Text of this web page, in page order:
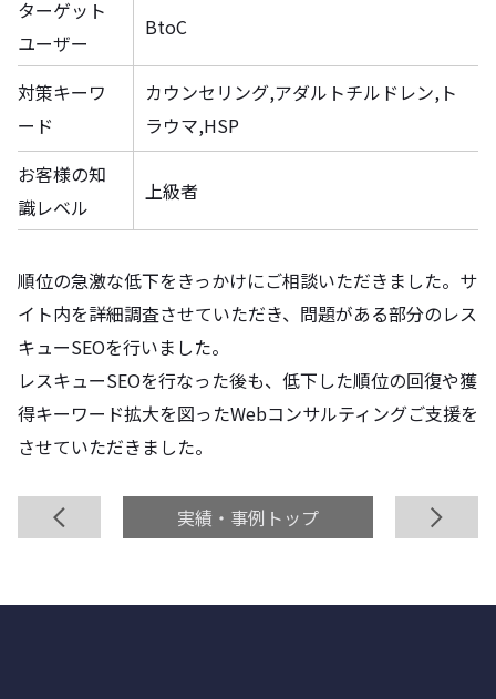
ターゲット
ユーザー
BtoC
対策キーワ
ード
カウンセリング,アダルトチルドレン,ト
ラウマ,HSP
お客様の知
識レベル
上級者
順位の急激な低下をきっかけにご相談いただきました。サ
イト内を詳細調査させていただき、問題がある部分のレス
キューSEOを行いました。
レスキューSEOを行なった後も、低下した順位の回復や獲
得キーワード拡大を図ったWebコンサルティングご支援を
させていただきました。
実績・事例トップ